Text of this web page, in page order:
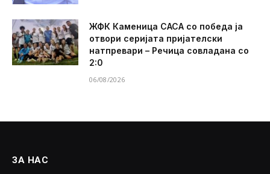
ЖФК Каменица САСА со победа ја
отвори серијата пријателски
натпревари – Речица совладана со
2:0
06/08/2026
ЗА НАС